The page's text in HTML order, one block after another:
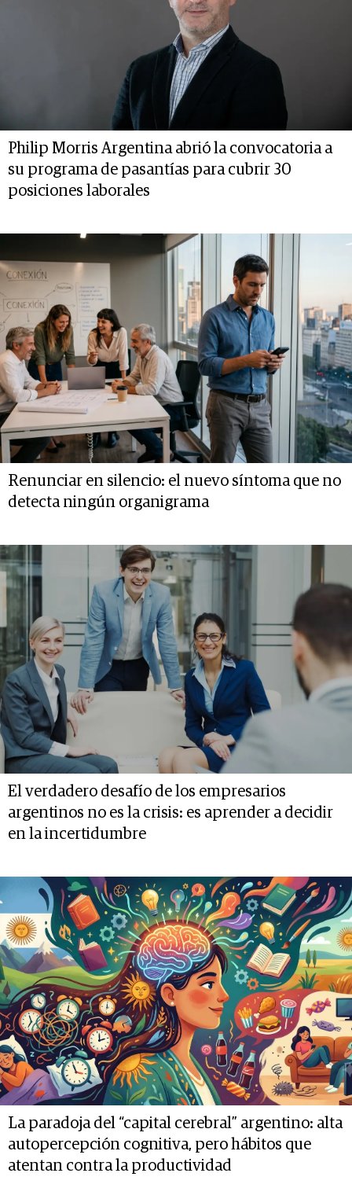
Philip Morris Argentina abrió la convocatoria a
su programa de pasantías para cubrir 30
posiciones laborales
Renunciar en silencio: el nuevo síntoma que no
detecta ningún organigrama
El verdadero desafío de los empresarios
argentinos no es la crisis: es aprender a decidir
en la incertidumbre
La paradoja del “capital cerebral” argentino: alta
autopercepción cognitiva, pero hábitos que
atentan contra la productividad